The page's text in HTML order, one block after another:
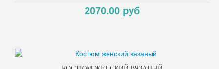
2070.00 руб